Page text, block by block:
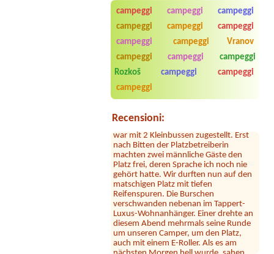
Grabner GmbH
2person+2 children
via Claudiasee
1x Stellplatz Kleinbus ohne Strom
campeggi campeggi
campeggi
campeggi
campeggi
campeggi
campeggi
campeggi Vranov
campeggi
campeggi
campeggi
Rozkoš
campeggi
campeggi
campeggi
Recensioni:
Sylvia Vodel
Die Bilder mit dem See täuschen. Der
See liegt ein Stück entfernt. Dafür ist
das Camping nah an der Autobahn.
ein Clan! Der uns zugewiesene Platz
nach Bitten der Platzbetreiberin
machten zwei männliche Gäste den
Platz frei, deren Sprache ich noch nie
gehört hatte. Wir durften nun auf den
matschigen Platz mit tiefen
Reifenspuren. Die Burschen
verschwanden nebenan im Tappert-
Luxus-Wohnanhänger. Einer drehte an
diesem Abend mehrmals seine Runde
um unseren Camper, um den Platz,
auch mit einem E-Roller. Als es am
nächsten Morgen hell wurde, sahen